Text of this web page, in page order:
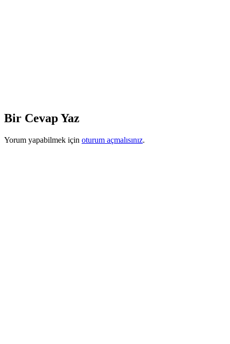
Bir Cevap Yaz
Yorum yapabilmek için oturum açmalısınız.